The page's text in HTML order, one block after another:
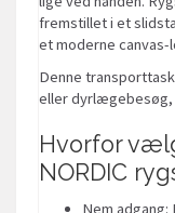
fremstillet i et
et moderne canvas-
Denne
eller dyrlægebesøg,
Hvorfor
NORDIC
Nem